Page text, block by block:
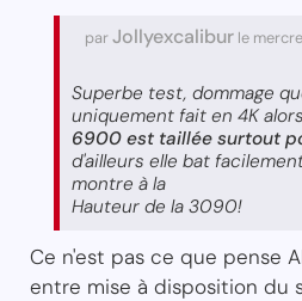
parJollyexcalibur le
Superbe test, dommage
uniquement fait en 4K
6900 est taillée surtout
d'ailleurs elle bat
montre à la
Hauteur de la 3090!
Ce n'est pas ce que pense
entre mise à disposition du